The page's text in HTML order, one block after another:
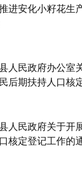
进安化小籽花生
人民政府办公室
后期扶持人口核
人民政府关于开
核定登记工作的